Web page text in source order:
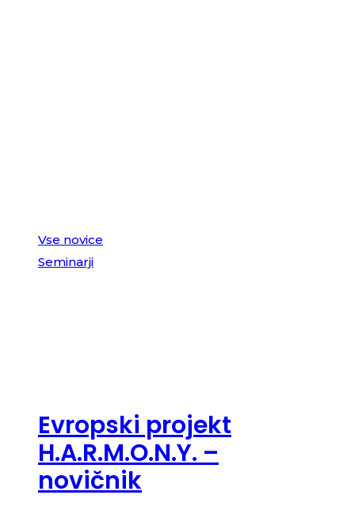
Vse novice
Seminarji
Evropski projekt
H.A.R.M.O.N.Y. –
novičnik